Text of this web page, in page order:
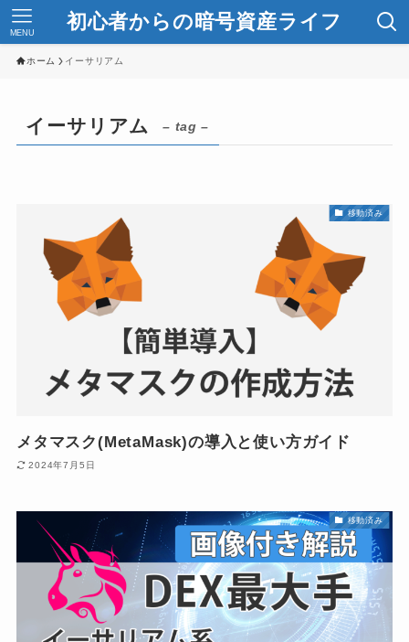
初心者からの暗号資産ライフ
MENU
ホーム イーサリアム
イーサリアム – tag –
移動済み
メタマスク(MetaMask)の導入と使い方ガイド
2024年7月5日
移動済み